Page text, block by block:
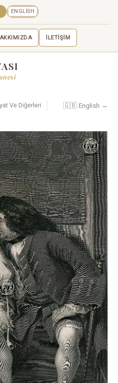
İLETİŞİM
ENGLISH
Ve Diğerleri 🇬🇧 English →